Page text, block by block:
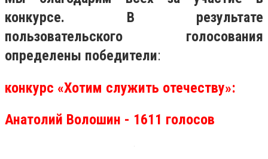
конкурсе. В результате
пользовательского голосования
определены победители:
конкурс «Хотим служить отечеству»:
Анатолий Волошин - 1611 голосов